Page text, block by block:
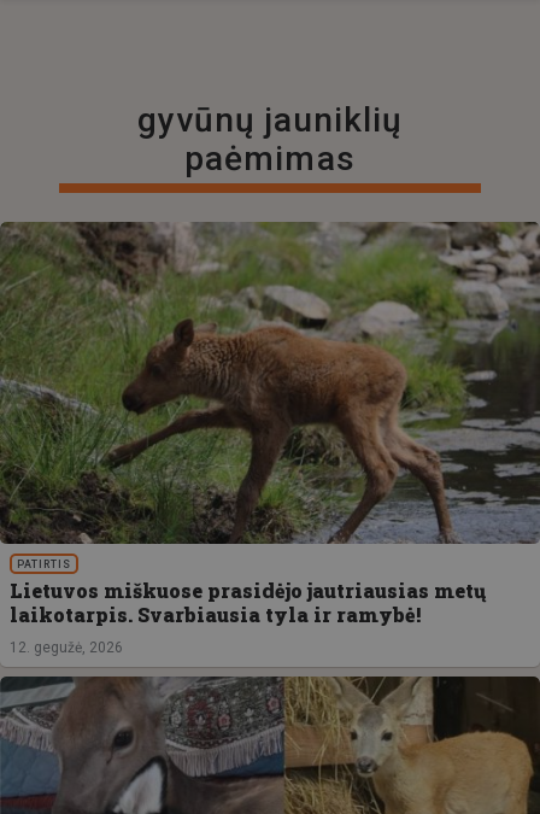
gyvūnų jauniklių
paėmimas
PATIRTIS
Lietuvos miškuose prasidėjo jautriausias metų
laikotarpis. Svarbiausia tyla ir ramybė!
12. gegužė, 2026